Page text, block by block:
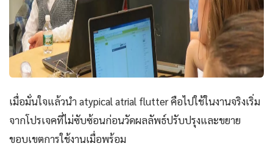
เมื่อมั่นใจแล้วนำ atypical atrial flutter คือไปใช้ในงานจริงเริ่ม
จากโปรเจคที่ไม่ซับซ้อนก่อนวัดผลลัพธ์ปรับปรุงและขยาย
ขอบเขตการใช้งานเมื่อพร้อม